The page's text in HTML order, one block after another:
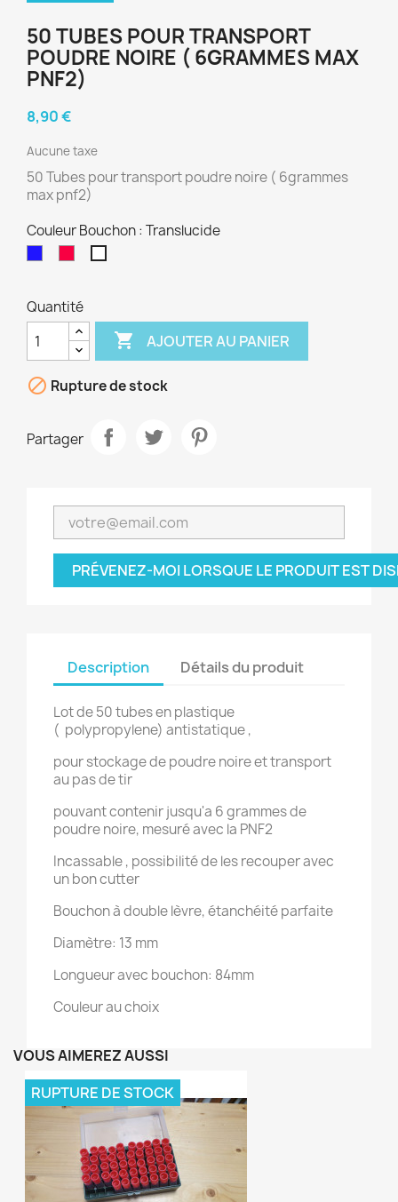
50 TUBES POUR TRANSPORT
POUDRE NOIRE ( 6GRAMMES MAX
PNF2)
8,90 €
Aucune taxe
50 Tubes pour transport poudre noire ( 6grammes
max pnf2)
Couleur Bouchon : Translucide
Quantité
 AJOUTER AU PANIER
 Rupture de stock
Partager
PRÉVENEZ-MOI LORSQUE LE PRODUIT EST
Description Détails du produit
Lot de 50 tubes en plastique
( polypropylene) antistatique ,
pour stockage de poudre noire et transport
au pas de tir
pouvant contenir jusqu'a 6 grammes de
poudre noire, mesuré avec la PNF2
Incassable , possibilité de les recouper avec
un bon cutter
Bouchon à double lèvre, étanchéité parfaite
Diamètre: 13 mm
Longueur avec bouchon: 84mm
Couleur au choix
VOUS AIMEREZ AUSSI
RUPTURE DE STOCK